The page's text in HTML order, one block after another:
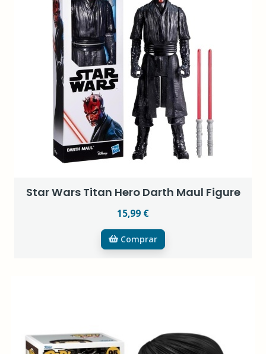
Star Wars Titan Hero Darth Maul Figure
15,99 €
Comprar